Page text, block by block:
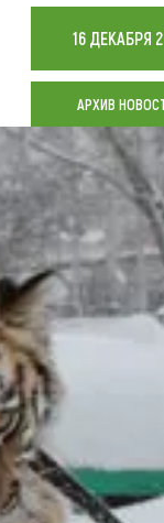
16 ДЕКАБРЯ
АРХИВ